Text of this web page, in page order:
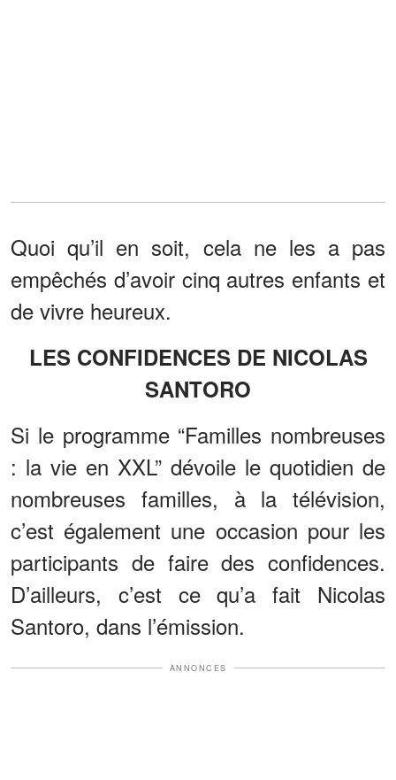
Quoi qu’il en soit, cela ne les a pas
empêchés d’avoir cinq autres enfants et
de vivre heureux.
LES CONFIDENCES DE NICOLAS
SANTORO
Si le programme “Familles nombreuses
: la vie en XXL” dévoile le quotidien de
nombreuses familles, à la télévision,
c’est également une occasion pour les
participants de faire des confidences.
D’ailleurs, c’est ce qu’a fait Nicolas
Santoro, dans l’émission.
ANNONCES